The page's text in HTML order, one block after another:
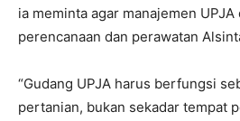
ia meminta agar manajemen
perencanaan dan perawatan
“Gudang UPJA harus berfungsi
pertanian, bukan sekadar tempat